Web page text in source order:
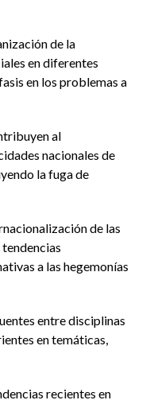
de la
en diferentes
en los problemas a
al
nacionales de
la fuga de
de las
a las hegemonías
entre disciplinas
en temáticas,
recientes en